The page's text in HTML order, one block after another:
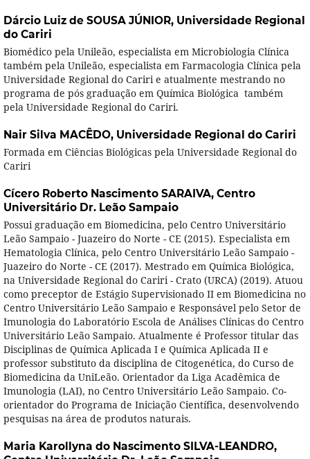
Dárcio Luiz de SOUSA JÚNIOR, Universidade Regional
do Cariri
Biomédico pela Unileão, especialista em Microbiologia Clínica
também pela Unileão, especialista em Farmacologia Clínica pela
Universidade Regional do Cariri e atualmente mestrando no
programa de pós graduação em Química Biológica também
pela Universidade Regional do Cariri.
Nair Silva MACÊDO, Universidade Regional do Cariri
Formada em Ciências Biológicas pela Universidade Regional do
Cariri
Cícero Roberto Nascimento SARAIVA, Centro
Universitário Dr. Leão Sampaio
Possui graduação em Biomedicina, pelo Centro Universitário
Leão Sampaio - Juazeiro do Norte - CE (2015). Especialista em
Hematologia Clínica, pelo Centro Universitário Leão Sampaio -
Juazeiro do Norte - CE (2017). Mestrado em Química Biológica,
na Universidade Regional do Cariri - Crato (URCA) (2019). Atuou
como preceptor de Estágio Supervisionado II em Biomedicina no
Centro Universitário Leão Sampaio e Responsável pelo Setor de
Imunologia do Laboratório Escola de Análises Clínicas do Centro
Universitário Leão Sampaio. Atualmente é Professor titular das
Disciplinas de Química Aplicada I e Química Aplicada II e
professor substituto da disciplina de Citogenética, do Curso de
Biomedicina da UniLeão. Orientador da Liga Acadêmica de
Imunologia (LAI), no Centro Universitário Leão Sampaio. Co-
orientador do Programa de Iniciação Científica, desenvolvendo
pesquisas na área de produtos naturais.
Maria Karollyna do Nascimento SILVA-LEANDRO,